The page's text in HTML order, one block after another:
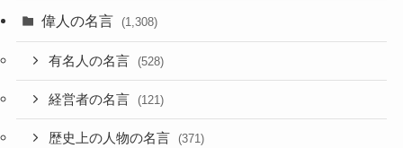
偉人の名言 (1,308)
有名人の名言 (528)
経営者の名言 (121)
歴史上の人物の名言 (371)